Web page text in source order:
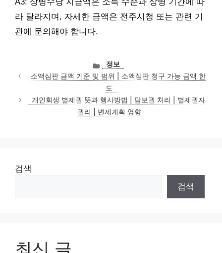
라 달라지며, 자세한 금액은 전주시청 또는 관련 기
관에 문의해야 합니다.
카
테
고
리
정보
소액심판 금액 기준 및 범위 | 소액심판 청구 가능 금액 한
도
개인회생 별제권 뜻과 행사방법 | 담보권 처리 | 별제권자
권리 | 변제계획 영향
검색
검색
최신 글